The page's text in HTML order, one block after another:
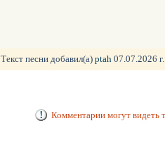
Текст песни добавил(а) ptah 07.07.2026 г.
Комментарии могут видеть